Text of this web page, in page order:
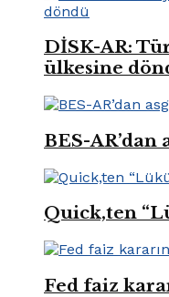
DİSK-AR:
ülkesine
BES-AR’dan
Quick,ten
Fed faiz